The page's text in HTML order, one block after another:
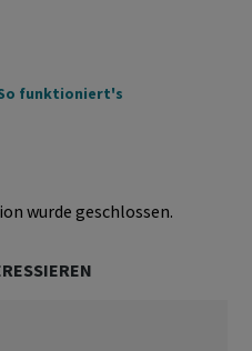
funktioniert's
wurde geschlossen.